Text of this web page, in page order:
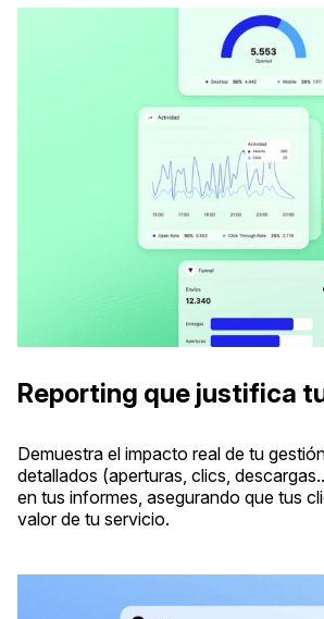
Reporting que justifica
Demuestra el impacto real de tu
detallados (aperturas, clics,
en tus informes, asegurando que tus
valor de tu servicio.